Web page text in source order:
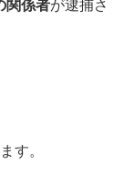
関係者が逮捕さ
す。